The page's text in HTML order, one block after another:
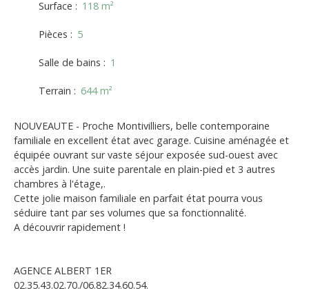
Surface : 118 m²
Pièces : 5
Salle de bains : 1
Terrain : 644m²
NOUVEAUTE - Proche Montivilliers, belle contemporaine
familiale en excellent état avec garage. Cuisine aménagée et
équipée ouvrant sur vaste séjour exposée sud-ouest avec
accès jardin. Une suite parentale en plain-pied et 3 autres
chambres à l'étage,.
Cette jolie maison familiale en parfait état pourra vous
séduire tant par ses volumes que sa fonctionnalité.
A découvrir rapidement !
AGENCE ALBERT 1ER
02.35.43.02.70./06.82.34.60.54.